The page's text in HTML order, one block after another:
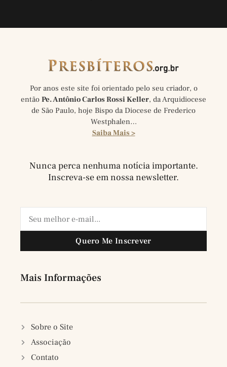
Por anos este site foi orientado pelo seu criador, o
então Pe. Antônio Carlos Rossi Keller, da Arquidiocese
de São Paulo, hoje Bispo da Diocese de Frederico
Westphalen…
Saiba Mais >
Nunca perca nenhuma notícia importante.
Inscreva-se em nossa newsletter.
Quero Me Inscrever
Mais Informações
Sobre o Site
Associação
Contato